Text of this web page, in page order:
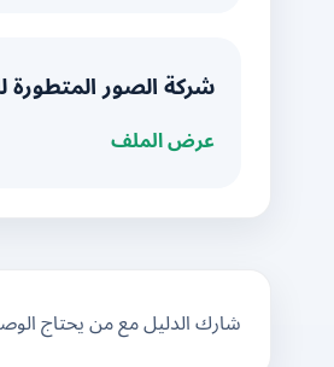
شركة الصور المتطورة
عرض الملف
شارك الدليل مع من يحتاج